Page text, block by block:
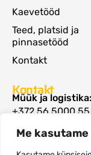
Me
Kaevetööd
Teed, platsid ja
pinnasetööd
Kontakt
Kontakt
Müük ja logistika:
+372 56 5000 55